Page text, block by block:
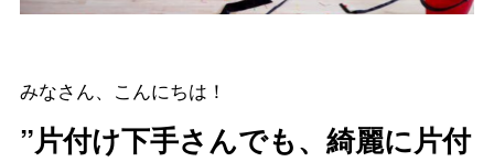
みなさん、こんにちは！
”片付け下手さんでも、綺麗に片付